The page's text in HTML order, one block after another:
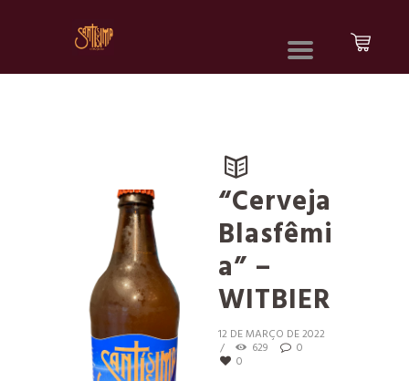
“Cerveja
Blasfêmi
a” –
WITBIER
12 DE MARÇO DE 2022
629 0
0